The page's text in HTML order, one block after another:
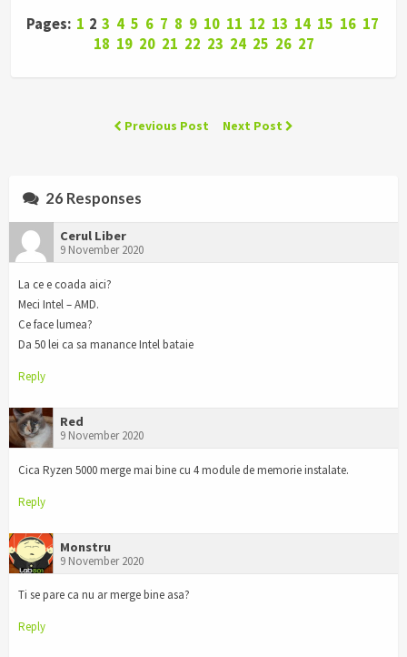
Pages: 1 2 3 4 5 6 7 8 9 10 11 12 13 14 15 16 17
18 19 20 21 22 23 24 25 26 27
Previous Post Next Post
26 Responses
Cerul Liber
9 November 2020
La ce e coada aici?
Meci Intel – AMD.
Ce face lumea?
Da 50 lei ca sa manance Intel bataie
Reply
Red
9 November 2020
Cica Ryzen 5000 merge mai bine cu 4 module de memorie instalate.
Reply
Monstru
9 November 2020
Ti se pare ca nu ar merge bine asa?
Reply